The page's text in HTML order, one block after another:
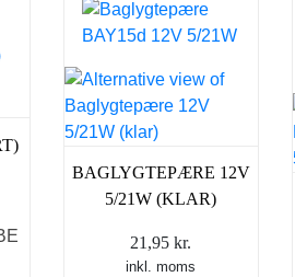
på
varesiden
BAGLYGTEPÆRE 12V
5/21W (KLAR)
21,95kr.
inkl. moms